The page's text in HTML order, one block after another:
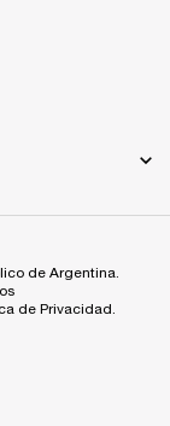
de Argentina.
de Privacidad.